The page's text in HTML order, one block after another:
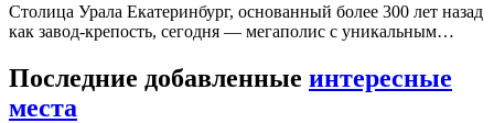
Столица Урала Екатеринбург, основанный более 300 лет назад
как завод-крепость, сегодня — мегаполис с уникальным…
Последние добавленные интересные
места